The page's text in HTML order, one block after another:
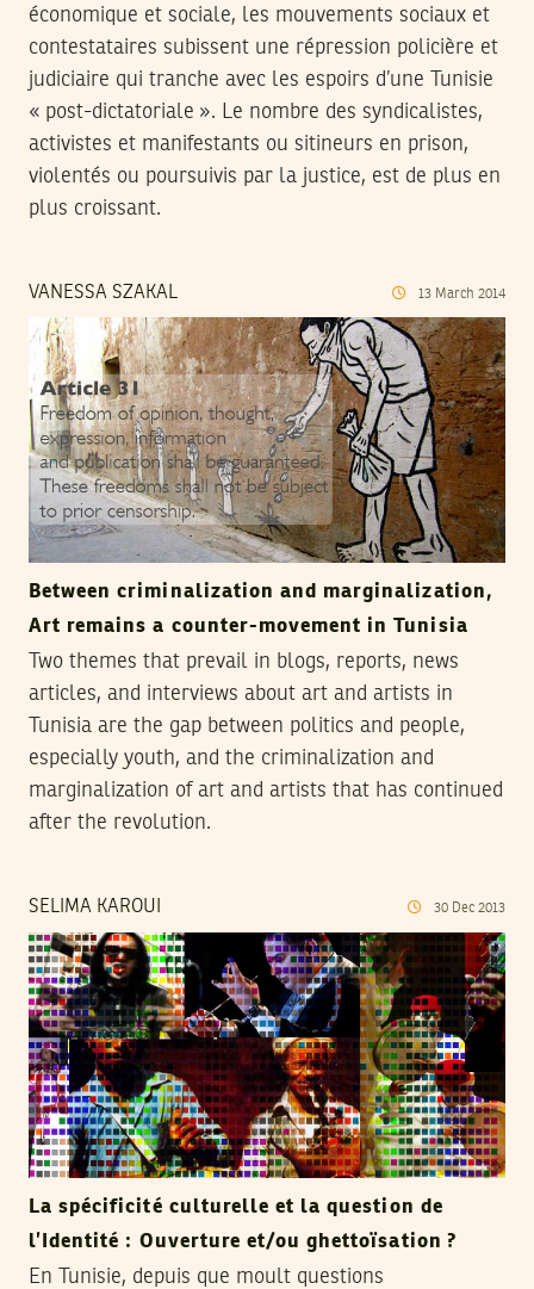
économique et sociale, les mouvements sociaux et
contestataires subissent une répression policière et
judiciaire qui tranche avec les espoirs d’une Tunisie
« post-dictatoriale ». Le nombre des syndicalistes,
activistes et manifestants ou sitineurs en prison,
violentés ou poursuivis par la justice, est de plus en
plus croissant.
VANESSA SZAKAL 13 March 2014
Between criminalization and marginalization,
Art remains a counter-movement in Tunisia
Two themes that prevail in blogs, reports, news
articles, and interviews about art and artists in
Tunisia are the gap between politics and people,
especially youth, and the criminalization and
marginalization of art and artists that has continued
after the revolution.
SELIMA KAROUI 30 Dec 2013
La spécificité culturelle et la question de
l’Identité : Ouverture et/ou ghettoïsation ?
En Tunisie, depuis que moult questions